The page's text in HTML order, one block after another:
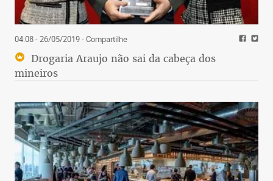
04:08 - 26/05/2019- Compartilhe
Drogaria Araujo não sai da cabeça dos
mineiros